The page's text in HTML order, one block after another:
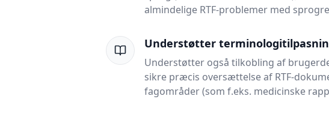
almindelige RTF-problemer med
Understøtter
Understøtter også tilkobling af
sikre præcis oversættelse af RTF-
fagområder (som f.eks. medicinske